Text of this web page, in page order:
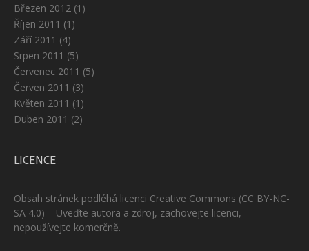
Březen 2012 (1)
Říjen 2011 (1)
Září 2011 (4)
Srpen 2011 (5)
Červenec 2011 (5)
Červen 2011 (3)
Květen 2011 (1)
Duben 2011 (2)
LICENCE
Obsah stránek podléhá licenci Creative Commons (CC BY-NC-
SA 4.0) – Uveďte autora a zdroj, zachovejte licenci,
nepoužívejte komerčně.